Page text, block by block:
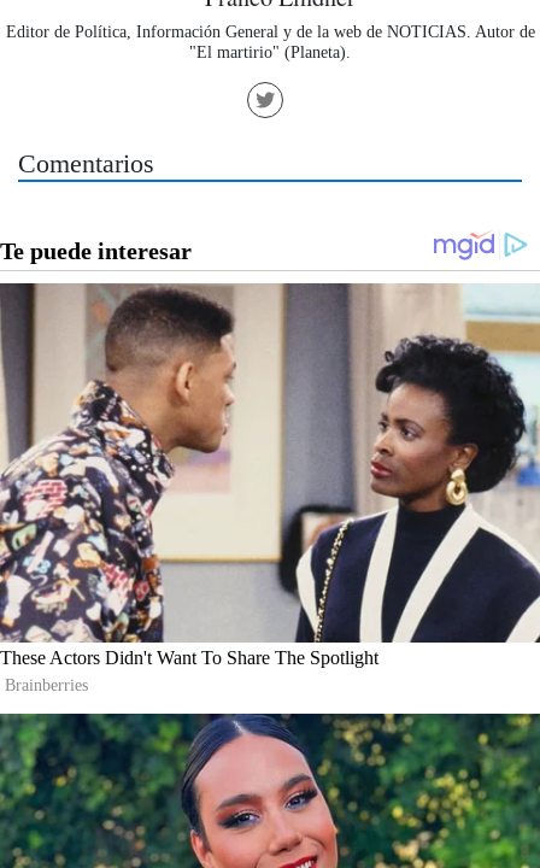
Editor de Política, Información General y de la web de NOTICIAS. Autor de
"El martirio" (Planeta).
Comentarios